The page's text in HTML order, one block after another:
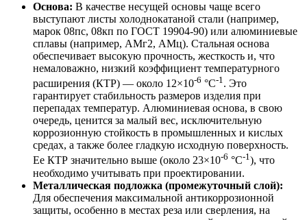
Основа: В качестве несущей основы чаще всего
выступают листы холоднокатаной стали (например,
марок 08пс, 08кп по ГОСТ 19904-90) или алюминиевые
сплавы (например, АМг2, АМц). Стальная основа
обеспечивает высокую прочность, жесткость и, что
немаловажно, низкий коэффициент температурного
расширения (КТР) — около 12×10-6 °C-1. Это
гарантирует стабильность размеров изделия при
перепадах температур. Алюминиевая основа, в свою
очередь, ценится за малый вес, исключительную
коррозионную стойкость в промышленных и кислых
средах, а также более гладкую исходную поверхность.
Ее КТР значительно выше (около 23×10-6 °C-1), что
необходимо учитывать при проектировании.
Металлическая подложка (промежуточный слой):
Для обеспечения максимальной антикоррозионной
защиты, особенно в местах реза или сверления, на